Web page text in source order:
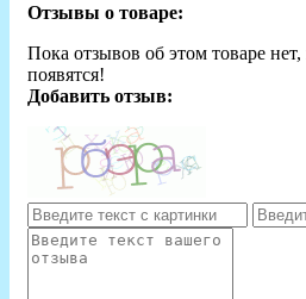
Отзывы о товаре:
Пока отзывов об этом товаре
появятся!
Добавить отзыв: